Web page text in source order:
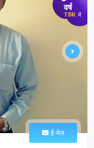
वर्ष
TBR में
ई-मेल